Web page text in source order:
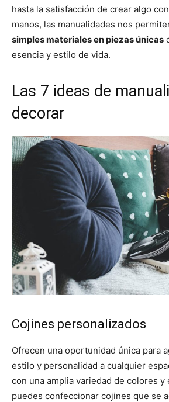
hasta la satisfacción de crear algo
manos, las manualidades nos
simples materiales en piezas únicas
esencia y estilo de vida.
Las 7 ideas de
decorar
Cojines personalizados
Ofrecen una oportunidad única para
estilo y personalidad a cualquier
con una amplia variedad de colores y
puedes confeccionar cojines que se